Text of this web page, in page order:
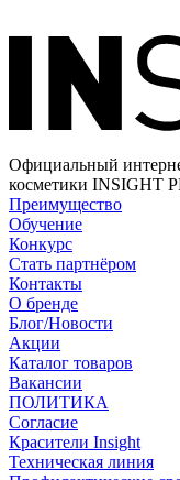
Официальный
косметики INSIGHT
Преимущество
Обучение
Конкурс
Стать партнёром
Контакты
О бренде
Блог/Новости
Акции
Каталог товаров
Вакансии
ПОЛИТИКА
Согласие
Краcители Insight
Техническая линия